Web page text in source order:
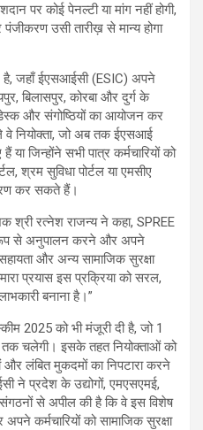
पर कोई पेनल्टी या मांग नहीं होगी,
पंजीकरण उसी तारीख़ से मान्य होगा
है, जहाँ ईएसआईसी (ESIC) अपने
बिलासपुर, कोरबा और दुर्ग के
और संगोष्ठियों का आयोजन कर
वे नियोक्ता, जो अब तक ईएसआई
जिन्होंने सभी पात्र कर्मचारियों को
श्रम सुविधा पोर्टल या एमसीए
कर सकते हैं।
श्री रत्नेश राजन्य ने कहा, SPREE
रूप से अनुपालन करने और अपने
और अन्य सामाजिक सुरक्षा
प्रयास इस प्रक्रिया को सरल,
बनाना है।”
2025 को भी मंजूरी दी है, जो 1
चलेगी। इसके तहत नियोक्ताओं को
लंबित मुकदमों का निपटारा करने
ने प्रदेश के उद्योगों, एमएसएमई,
संगठनों से अपील की है कि वे इस विशेष
कर्मचारियों को सामाजिक सुरक्षा